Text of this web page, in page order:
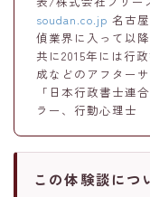
soudan.co.jp 名古
偵業界に入って以
共に2015年には行
成などのアフター
「日本行政書士連
ラー、行動心理士
この体験談につ